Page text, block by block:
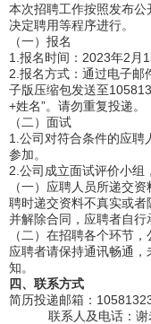
本次招聘工作按照发布公
决定聘用等程序进行。
（一）报名
1.报名时间： 2023年2月
2.报名方式：通过电子邮
子版压缩包发送至
+姓名”。请勿重复投递。
（二）面试
1.公司对符合条件的应聘
参加。
2.公司成立面试评价小组
（一）应聘人员所递交
聘时递交资料不真实或
并解除合同，应聘者自行
（二）在招聘各个环节
应聘者请保持通讯畅通
知。
四、联系方式
简历投递邮箱：
联系人及电话：谢老